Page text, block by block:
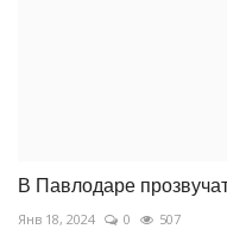
В Павлодаре
Янв 18, 2024 0 507